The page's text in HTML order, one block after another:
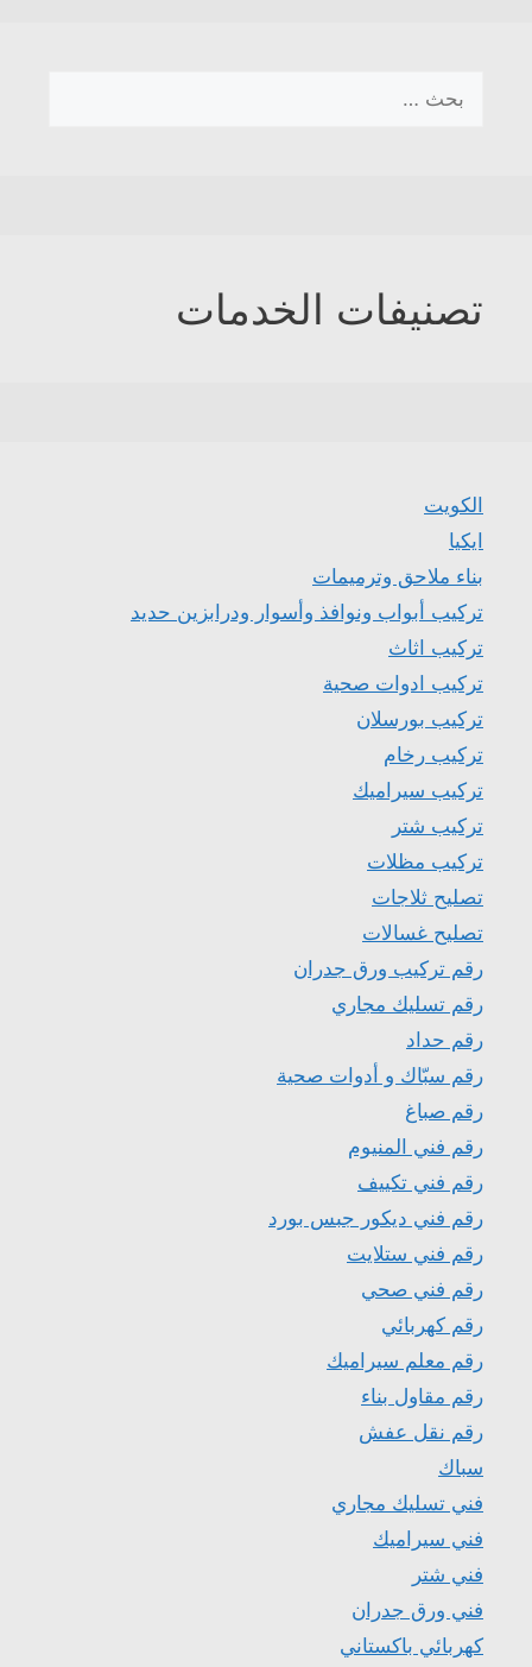
عن:
تصنيفات الخدمات
الكويت
ايكيا
بناء ملاحق وترميمات
تركيب أبواب ونوافذ وأسوار ودرابزين حديد
تركيب اثاث
تركيب ادوات صحية
تركيب بورسلان
تركيب رخام
تركيب سيراميك
تركيب شتر
تركيب مظلات
تصليح ثلاجات
تصليح غسالات
رقم تركيب ورق جدران
رقم تسليك مجاري
رقم حداد
رقم سبّاك و أدوات صحية
رقم صباغ
رقم فني المنيوم
رقم فني تكييف
رقم فني ديكور جبس بورد
رقم فني ستلايت
رقم فني صحي
رقم كهربائي
رقم معلم سيراميك
رقم مقاول بناء
رقم نقل عفش
سباك
فني تسليك مجاري
فني سيراميك
فني شتر
فني ورق جدران
كهربائي باكستاني